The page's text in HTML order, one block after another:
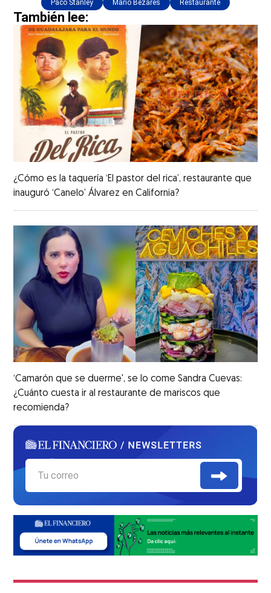
Paco Stanley Mario Bezares Restaurante
También lee:
¿Cómo es la taquería ‘El pastor del rica’, restaurante que
inauguró ‘Canelo’ Álvarez en California?
‘Camarón que se duerme', se lo come Sandra Cuevas:
¿Cuánto cuesta ir al restaurante de mariscos que
recomienda?